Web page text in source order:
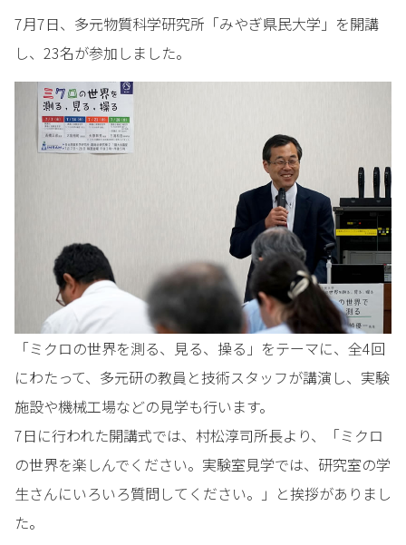
7月7日、多元物質科学研究所「みやぎ県民大学」を開講
し、23名が参加しました。
「ミクロの世界を測る、見る、操る」をテーマに、全4回
にわたって、多元研の教員と技術スタッフが講演し、実験
施設や機械工場などの見学も行います。
7日に行われた開講式では、村松淳司所長より、「ミクロ
の世界を楽しんでください。実験室見学では、研究室の学
生さんにいろいろ質問してください。」と挨拶がありまし
た。